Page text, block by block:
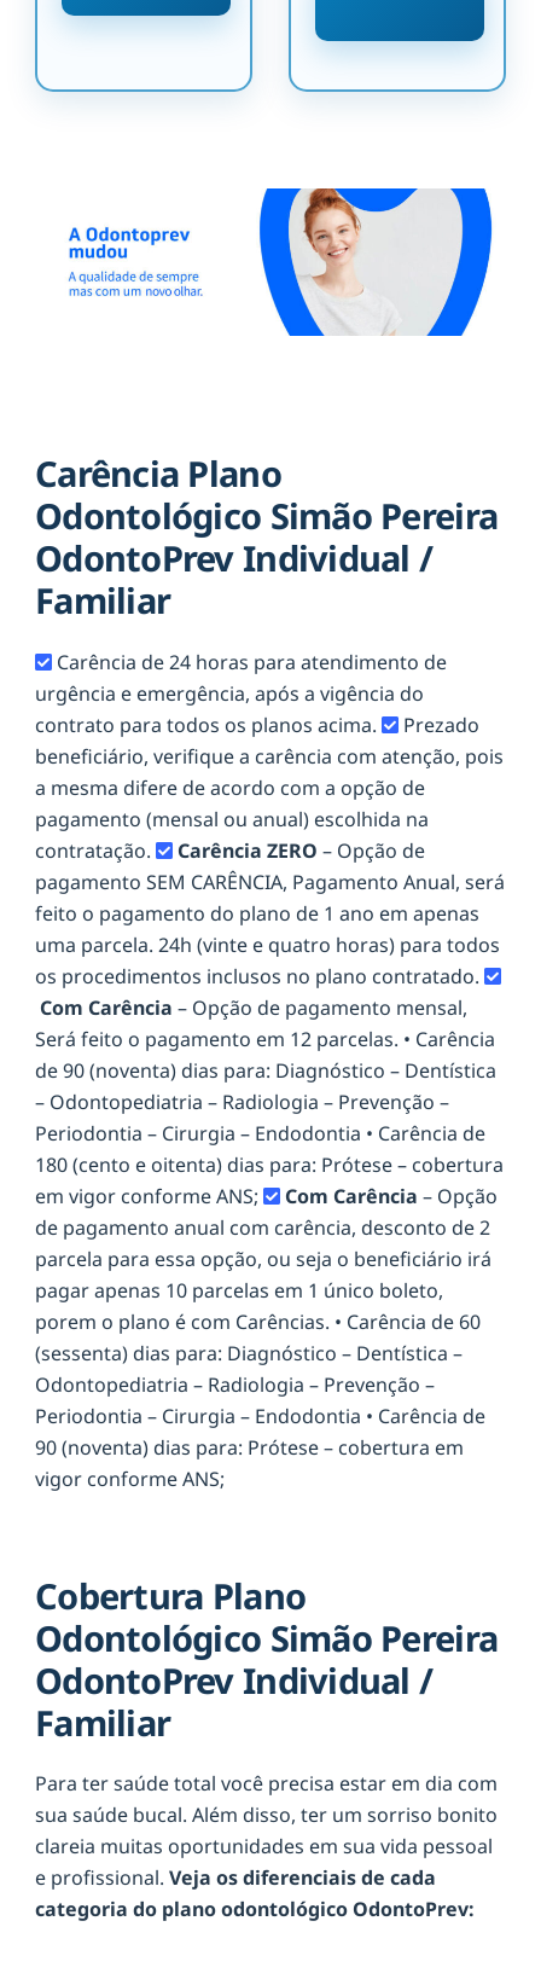
Carência Plano
Odontológico Simão Pereira
OdontoPrev Individual /
Familiar
Carência de 24 horas para atendimento de
urgência e emergência, após a vigência do
contrato para todos os planos acima.
Prezado
beneficiário, verifique a carência com atenção, pois
a mesma difere de acordo com a opção de
pagamento (mensal ou anual) escolhida na
contratação.
Carência ZERO – Opção de
pagamento SEM CARÊNCIA, Pagamento Anual, será
feito o pagamento do plano de 1 ano em apenas
uma parcela. 24h (vinte e quatro horas) para todos
os procedimentos inclusos no plano contratado.
Com Carência – Opção de pagamento mensal,
Será feito o pagamento em 12 parcelas. • Carência
de 90 (noventa) dias para: Diagnóstico – Dentística
– Odontopediatria – Radiologia – Prevenção –
Periodontia – Cirurgia – Endodontia • Carência de
180 (cento e oitenta) dias para: Prótese – cobertura
em vigor conforme ANS;
Com Carência – Opção
de pagamento anual com carência, desconto de 2
parcela para essa opção, ou seja o beneficiário irá
pagar apenas 10 parcelas em 1 único boleto,
porem o plano é com Carências. • Carência de 60
(sessenta) dias para: Diagnóstico – Dentística –
Odontopediatria – Radiologia – Prevenção –
Periodontia – Cirurgia – Endodontia • Carência de
90 (noventa) dias para: Prótese – cobertura em
vigor conforme ANS;
Cobertura Plano
Odontológico Simão Pereira
OdontoPrev Individual /
Familiar
Para ter saúde total você precisa estar em dia com
sua saúde bucal. Além disso, ter um sorriso bonito
clareia muitas oportunidades em sua vida pessoal
e profissional. Veja os diferenciais de cada
categoria do plano odontológico OdontoPrev: